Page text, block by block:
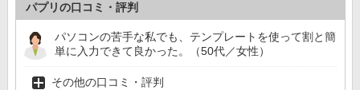
パプリの口コミ・評判
パソコンの苦手な私でも、テンプレートを使って割と簡
単に入力できて良かった。（50代／女性）
その他の口コミ・評判